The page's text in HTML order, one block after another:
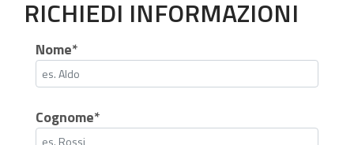
RICHIEDI INFORMAZIONI
Nome*
Cognome*